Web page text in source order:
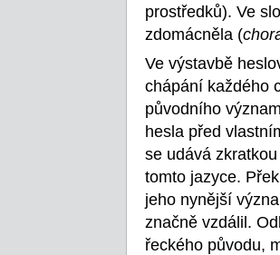
prostředků). Ve
zdomácněla (
Ve výstavbě
chápání každého
původního
hesla před
se udává
tomto jazyce.
jeho nynější
značně vzdálil.
řeckého původu,